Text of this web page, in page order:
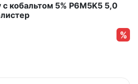
кобальтом 5% P6M5K5 5,0